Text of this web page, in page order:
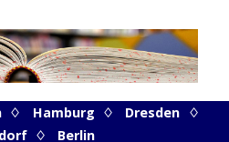
♢ Hamburg ♢ Dresden ♢
♢ Berlin